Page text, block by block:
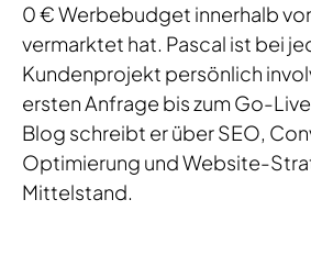
0 € Werbebudget innerhalb
vermarktet hat. Pascal ist bei
Kundenprojekt persönlich
ersten Anfrage bis zum Go-
Blog schreibt er über SEO,
Optimierung und Website-
Mittelstand.